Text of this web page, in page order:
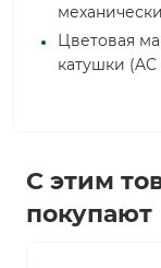
Цветовая
катушки
С этим
покупают